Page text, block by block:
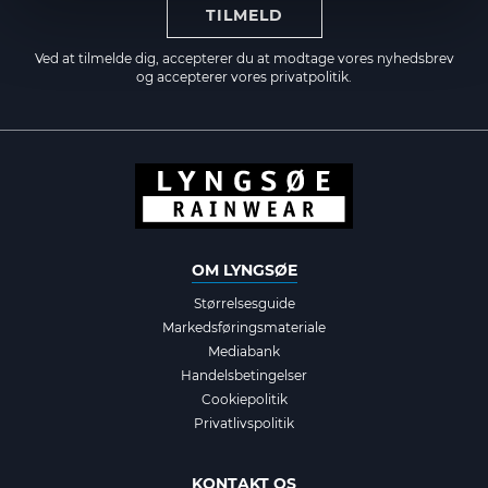
TILMELD
Ved at tilmelde dig, accepterer du at modtage vores nyhedsbrev
og accepterer vores privatpolitik.
OM LYNGSØE
Størrelsesguide
Markedsføringsmateriale
Mediabank
Handelsbetingelser
Cookiepolitik
Privatlivspolitik
KONTAKT OS